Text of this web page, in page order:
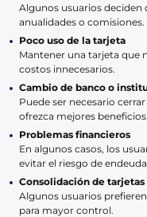
Algunos usuarios deciden
anualidades o comisiones.
Poco uso de la tarjeta
Mantener una tarjeta que
costos innecesarios.
Cambio de banco o
Puede ser necesario
ofrezca mejores beneficios.
Problemas financieros
En algunos casos, los
evitar el riesgo de
Consolidación de tarjetas
Algunos usuarios
para mayor control.